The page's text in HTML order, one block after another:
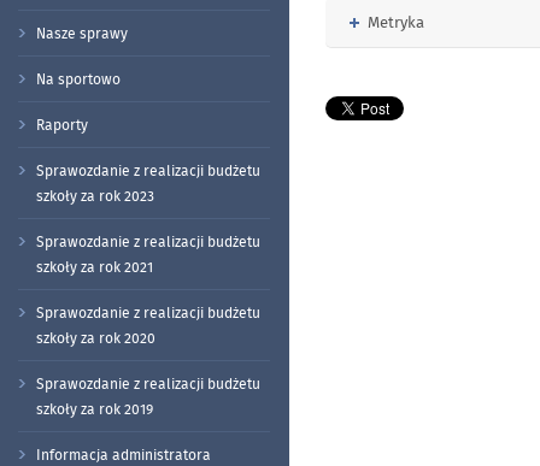
Nasze sprawy
Na sportowo
Raporty
Sprawozdanie z realizacji budżetu
szkoły za rok 2023
Sprawozdanie z realizacji budżetu
szkoły za rok 2021
Sprawozdanie z realizacji budżetu
szkoły za rok 2020
Sprawozdanie z realizacji budżetu
szkoły za rok 2019
Informacja administratora
Rozwiń
Metryka